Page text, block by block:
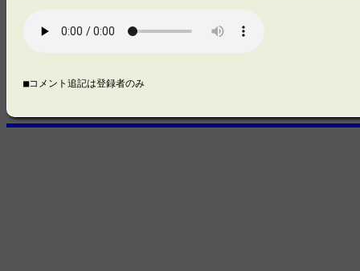
■コメント追記は登録者のみ